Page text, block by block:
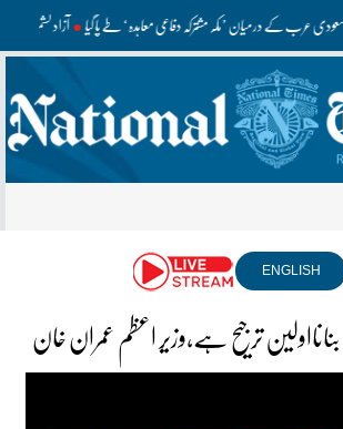
اور سعودی عرب کے درمیان ’مکہ مشترکہ دفاعی معاہدہ‘ طے پا گیا آزاد کشمیر
ENGLISH
بنانااولین ترجیح ہے،وزیر اعظم عمران خان